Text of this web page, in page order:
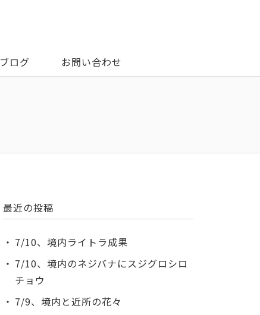
ブログ お問い合わせ
最近の投稿
7/10、境内ライトラ成果
7/10、境内のネジバナにスジグロシロ
チョウ
7/9、境内と近所の花々